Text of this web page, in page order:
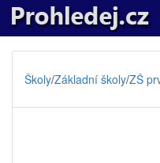
Školy/Základní školy/ZŠ